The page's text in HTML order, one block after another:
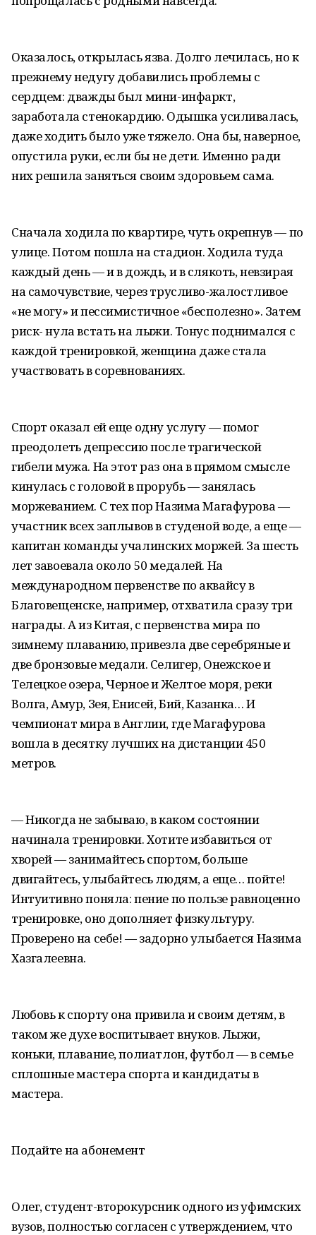
Оказалось, открылась язва. Долго лечилась, но к
прежнему недугу добавились проблемы с
сердцем: дважды был мини-инфаркт,
заработала стенокардию. Одышка усиливалась,
даже ходить было уже тяжело. Она бы, наверное,
опустила руки, если бы не дети. Именно ради
них решила заняться своим здоровьем сама.
Сначала ходила по квартире, чуть окрепнув — по
улице. Потом пошла на стадион. Ходила туда
каждый день — и в дождь, и в слякоть, невзирая
на самочувствие, через трусливо-жалостливое
«не могу» и пессимистичное «бесполезно». Затем
риск- нула встать на лыжи. Тонус поднимался с
каждой тренировкой, женщина даже стала
участвовать в соревнованиях.
Спорт оказал ей еще одну услугу — помог
преодолеть депрессию после трагической
гибели мужа. На этот раз она в прямом смысле
кинулась с головой в прорубь — занялась
моржеванием. С тех пор Назима Магафурова —
участник всех заплывов в студеной воде, а еще —
капитан команды учалинских моржей. За шесть
лет завоевала около 50 медалей. На
международном первенстве по аквайсу в
Благовещенске, например, отхватила сразу три
награды. А из Китая, с первенства мира по
зимнему плаванию, привезла две серебряные и
две бронзовые медали. Селигер, Онежское и
Телецкое озера, Черное и Желтое моря, реки
Волга, Амур, Зея, Енисей, Бий, Казанка… И
чемпионат мира в Англии, где Магафурова
вошла в десятку лучших на дистанции 450
метров.
— Никогда не забываю, в каком состоянии
начинала тренировки. Хотите избавиться от
хворей — занимайтесь спортом, больше
двигайтесь, улыбайтесь людям, а еще… пойте!
Интуитивно поняла: пение по пользе равноценно
тренировке, оно дополняет физкультуру.
Проверено на себе! — задорно улыбается Назима
Хазгалеевна.
Любовь к спорту она привила и своим детям, в
таком же духе воспитывает внуков. Лыжи,
коньки, плавание, полиатлон, футбол — в семье
сплошные мастера спорта и кандидаты в
мастера.
Подайте на абонемент
Олег, студент-второкурсник одного из уфимских
вузов, полностью согласен с утверждением, что